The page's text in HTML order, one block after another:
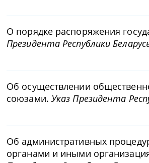
О порядке распоряжения
Президента Республики
Об осуществлении
союзами. Указ Президента
Об административных
органами и иными